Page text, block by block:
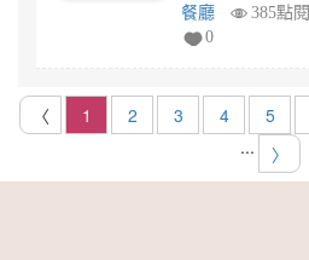
餐廳 385點閱
0
〈 1 2 3 4 5
...
〉